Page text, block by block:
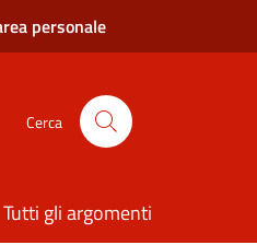
personale
Cerca
Tutti gli argomenti